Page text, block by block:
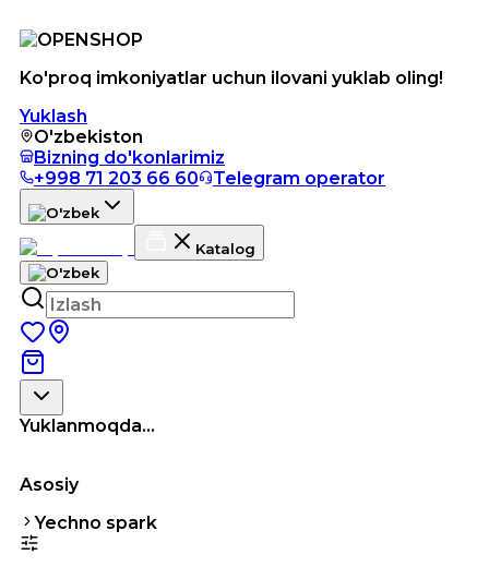
Ko'proq imkoniyatlar uchun ilovani yuklab oling!
Yuklash
O'zbekiston
Bizning do'konlarimiz
+998 71 203 66 60
Telegram operator
Katalog
Yuklanmoqda...
Asosiy
Yechno spark